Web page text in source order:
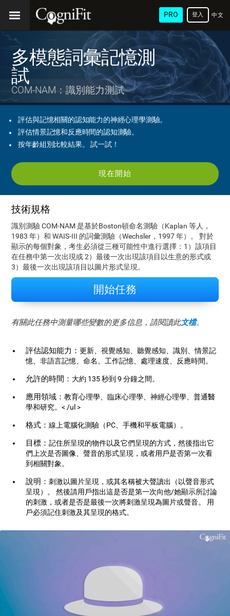
PRO 中文
體)
登入
多模態詞彙記憶測
試
COM-NAM：識別能力測試
評估與記憶相關的認知能力的神經心理學測驗。
評估情景記憶和反應時間的認知測驗。
按年齡組別比較結果。 試一試！
現在開始
技術規格
識別測驗 COM-NAM 是基於Boston頓命名測驗（Kaplan 等人，
1983 年）和 WAIS-III 的詞彙測驗（Wechsler，1997 年）。 對於
顯示的每個對象，考生必須從三種可能性中進行選擇：1）該項目
在任務中第一次出現或 2）最後一次出現該項目以生意的形式或
3）最後一次出現該項目以圖片形式呈現。
開始任務
有關此任務中測量哪些變數的更多信息，請閱讀此文檔。
評估認知能力：更新、視覺感知、聽覺感知、識別、情景記
憶、非語言記憶、命名、工作記憶、處理速度、反應時間。
允許的時間： 大約 135 秒到 9 分鐘之間。
應用領域：教育心理學、臨床心理學、神經心理學、普通醫
學和研究。< /ul >
格式：線上電腦化測驗（PC、手機和平板電腦）。
目標：記住所呈現的物件以及它們呈現的方式，然後指出它
們上次是否圖像、聲音的形式呈現，或者用戶是否第一次看
到相關對象。
說明：刺激以圖片呈現，或其名稱被大聲讀出（以聲音形式
呈現）。 然後請用戶指出這是否是第一次向他/她顯示所討論
的刺激，或者是否是最後一次將刺激呈現為圖片或聲音。 用
戶必須記住刺激及其呈現的格式。